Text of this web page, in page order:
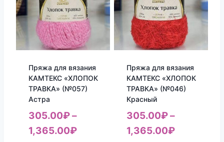
Пряжа для вязания
КАМТЕКС «ХЛОПОК
ТРАВКА» (№057)
Астра
305.00₽–
1,365.00₽
Пряжа для вязания
КАМТЕКС «ХЛОПОК
ТРАВКА» (№046)
Красный
305.00₽–
1,365.00₽